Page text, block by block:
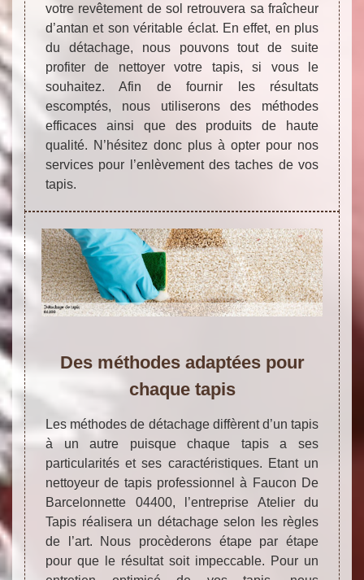
votre revêtement de sol retrouvera sa fraîcheur
d’antan et son véritable éclat. En effet, en plus
du détachage, nous pouvons tout de suite
profiter de nettoyer votre tapis, si vous le
souhaitez. Afin de fournir les résultats
escomptés, nous utiliserons des méthodes
efficaces ainsi que des produits de haute
qualité. N’hésitez donc plus à opter pour nos
services pour l’enlèvement des taches de vos
tapis.
Des méthodes adaptées pour
chaque tapis
Les méthodes de détachage diffèrent d’un tapis
à un autre puisque chaque tapis a ses
particularités et ses caractéristiques. Etant un
nettoyeur de tapis professionnel à Faucon De
Barcelonnette 04400, l’entreprise Atelier du
Tapis réalisera un détachage selon les règles
de l’art. Nous procèderons étape par étape
pour que le résultat soit impeccable. Pour un